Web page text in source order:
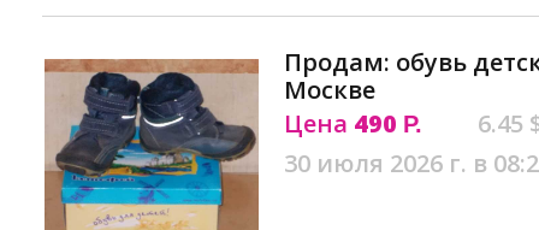
Продам: обувь
Москве
Цена 490 Р.
6.45
30 июля 2026 г. в